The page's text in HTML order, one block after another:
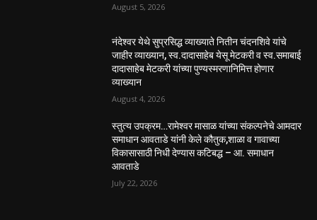
August 5, 2026
नंदेश्वर येथे सुप्रसिद्ध व्याख्याते नितीन चंदनशिवे यांचे
जाहीर व्याख्यान, स्व.दादासाहेब येसू मेटकरी व स्व.समाबाई
दादासाहेब मेटकरी यांच्या पुण्यस्मरणानिमित्त होणार
व्याख्यान
August 4, 2026
स्तुत्य उपक्रम…रामेश्वर मासाळ यांच्या संकल्पनेचे आमदार
समाधान आवताडे यांनी केले कौतुक,शाळा व गावाच्या
विकासासाठी निधी देण्यास कटिबद्ध – आ. समाधान
आवताडे
July 22, 2026